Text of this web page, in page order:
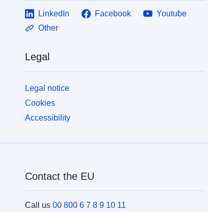
LinkedIn Facebook
Youtube
Other
Legal
Legal notice
Cookies
Accessibility
Contact the EU
Call us 00 800 6 7 8 9 10 11